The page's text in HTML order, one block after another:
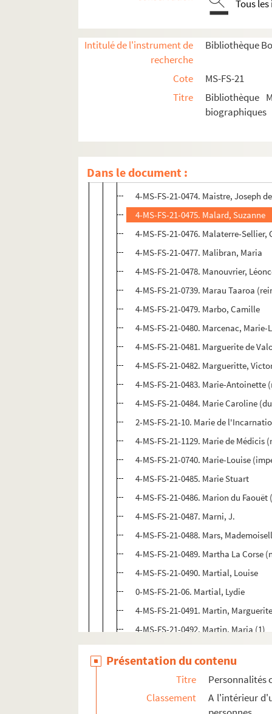
Tous
Intitulé de l'instrument de
recherche
Bibliothèque
Cote
MS-FS-21
Titre
Bibliothèque
biographiques
Dans le document :
I-J
L
4-MS-FS-21-0468. Machard,
4-MS-FS-21-0469. Macherez,
4-MS-FS-21-0470. Magny,
4-MS-FS-21-0471. Maillart, Ella
4-MS-FS-21-0472. Maine, Anne
4-MS-FS-21-0473. Maintenon,
4-MS-FS-21-0474. Maistre, Joseph de
4-MS-FS-21-0475. Malard, Suzanne
4-MS-FS-21-0476. Malaterre-Sellier,
4-MS-FS-21-0477. Malibran, Maria
4-MS-FS-21-0478. Manouvrier,
4-MS-FS-21-0739. Marau Taaroa
4-MS-FS-21-0479. Marbo, Camille
4-MS-FS-21-0480. Marcenac, Marie-
4-MS-FS-21-0481. Marguerite de
4-MS-FS-21-0482. Margueritte,
4-MS-FS-21-0483. Marie-Antoinette
4-MS-FS-21-0484. Marie Caroline
2-MS-FS-21-10. Marie de
4-MS-FS-21-1129. Marie de Médicis
4-MS-FS-21-0740. Marie-Louise
4-MS-FS-21-0485. Marie Stuart
4-MS-FS-21-0486. Marion du
4-MS-FS-21-0487. Marni, J.
4-MS-FS-21-0488. Mars,
4-MS-FS-21-0489. Martha La Corse
4-MS-FS-21-0490. Martial, Louise
0-MS-FS-21-06. Martial, Lydie
4-MS-FS-21-0491. Martin,
4-MS-FS-21-0492. Martin, Maria (1)
1-MS-FS-21-11. Martin, Maria (2)
4-MS-FS-21-0493. Martinon,
4-MS-FS-21-0494. Marvig, Jeanne
4-MS-FS-21-0495. Marvingt, Marie
Présentation du contenu
Titre
Personnalités
Classement
A l'intérieur